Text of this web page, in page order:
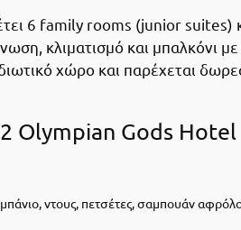
6 family rooms (junior
κλιματισμό και μπαλκόνι
χώρο και παρέχεται
Olympian Gods Hotel
ντους, πετσέτες, σαμπουάν